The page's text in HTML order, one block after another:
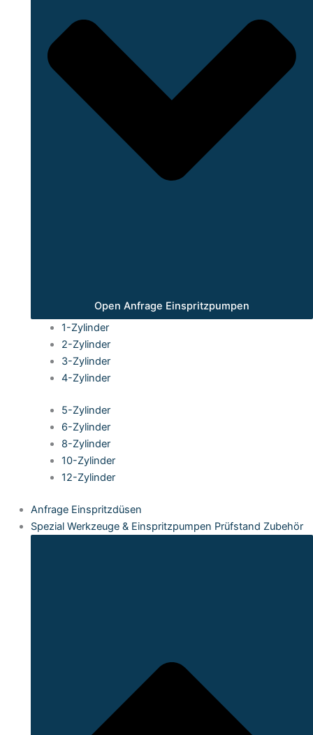
Open Anfrage Einspritzpumpen
1-Zylinder
2-Zylinder
3-Zylinder
4-Zylinder
5-Zylinder
6-Zylinder
8-Zylinder
10-Zylinder
12-Zylinder
Anfrage Einspritzdüsen
Spezial Werkzeuge & Einspritzpumpen Prüfstand Zubehör